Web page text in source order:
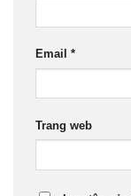
Email *
Trang web